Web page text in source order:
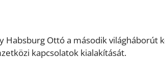
Habsburg Ottó a második világháborút
kapcsolatok kialakítását.